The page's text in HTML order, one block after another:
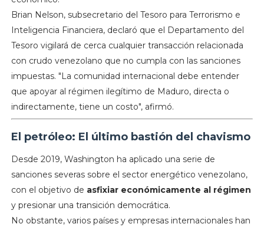
Brian Nelson, subsecretario del Tesoro para Terrorismo e
Inteligencia Financiera, declaró que el Departamento del
Tesoro vigilará de cerca cualquier transacción relacionada
con crudo venezolano que no cumpla con las sanciones
impuestas. "La comunidad internacional debe entender
que apoyar al régimen ilegítimo de Maduro, directa o
indirectamente, tiene un costo", afirmó.
El petróleo: El último bastión del chavismo
Desde 2019, Washington ha aplicado una serie de
sanciones severas sobre el sector energético venezolano,
con el objetivo de asfixiar económicamente al régimen
y presionar una transición democrática.
No obstante, varios países y empresas internacionales han